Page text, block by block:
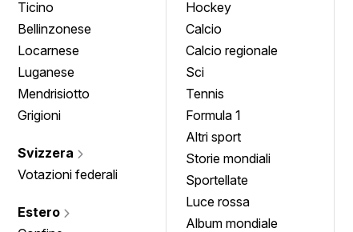
Ticino
Bellinzonese
Locarnese
Luganese
Mendrisiotto
Grigioni
Svizzera
Votazioni federali
Estero
Hockey
Calcio
Calcio regionale
Sci
Tennis
Formula 1
Altri sport
Storie mondiali
Sportellate
Luce rossa
Album mondiale